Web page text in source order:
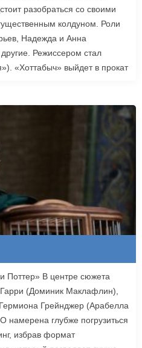
разобраться со своими
колдуном. Роли
Надежда и Анна
Режиссером стал
«Хоттабыч» выйдет в прокат
Поттер» В центре сюжета
(Доминик Маклафлин),
Грейнджер (Арабелла
намерена глубже погрузиться
избрав формат